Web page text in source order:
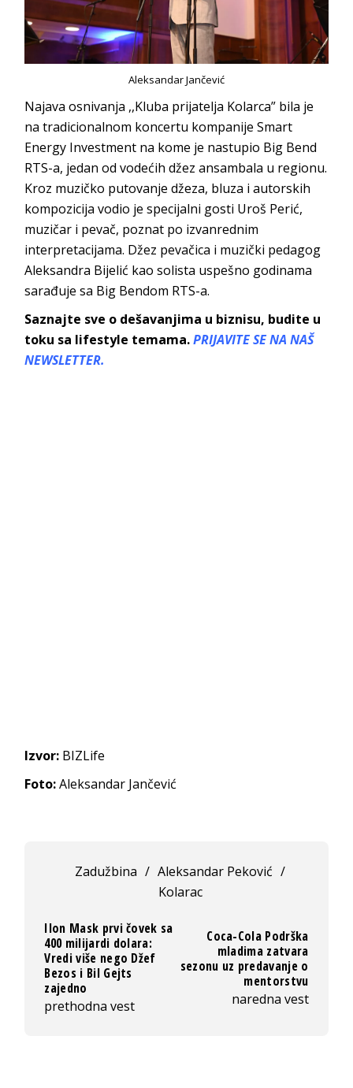
Aleksandar Jančević
Najava osnivanja ,,Kluba prijatelja Kolarca” bila je
na tradicionalnom koncertu kompanije Smart
Energy Investment na kome je nastupio Big Bend
RTS-a, jedan od vodećih džez ansambala u regionu.
Kroz muzičko putovanje džeza, bluza i autorskih
kompozicija vodio je specijalni gosti Uroš Perić,
muzičar i pevač, poznat po izvanrednim
interpretacijama. Džez pevačica i muzički pedagog
Aleksandra Bijelić kao solista uspešno godinama
sarađuje sa Big Bendom RTS-a.
Saznajte sve o dešavanjima u biznisu, budite u
toku sa lifestyle temama.PRIJAVITE SE NA NAŠ
NEWSLETTER.
Izvor: BIZLife
Foto:Aleksandar Jančević
Zadužbina / Aleksandar Peković /
Kolarac
Ilon Mask prvi čovek sa
400 milijardi dolara:
Vredi više nego Džef
Bezos i Bil Gejts
zajedno
prethodna vest
Coca-Cola Podrška
mladima zatvara
sezonu uz predavanje o
mentorstvu
naredna vest